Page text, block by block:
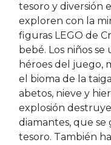
tesoro y diversión
exploren con la
figuras LEGO de
bebé. Los niños
héroes del juego,
el bioma de la
abetos, nieve y
explosión
diamantes, que se
tesoro. También